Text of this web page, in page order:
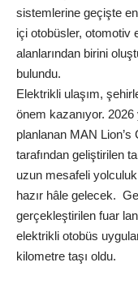
sistemlerine geçişte
içi otobüsler, otomotiv
alanlarından birini
bulundu.
Elektrikli ulaşım,
önem kazanıyor. 2026
planlanan MAN Lion’s
tarafından geliştirilen
uzun mesafeli
hazır hâle gelecek.
gerçekleştirilen fuar
elektrikli otobüs
kilometre taşı oldu.